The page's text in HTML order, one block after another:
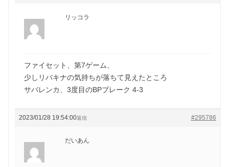
リッコラ
ファイセット、第7ゲーム、
少しリバキナの気持ちが落ちて見えたところ
サバレンカ、3度目のBPブレーク 4-3
2023/01/28 19:54:00 #295786
返信
だいあん